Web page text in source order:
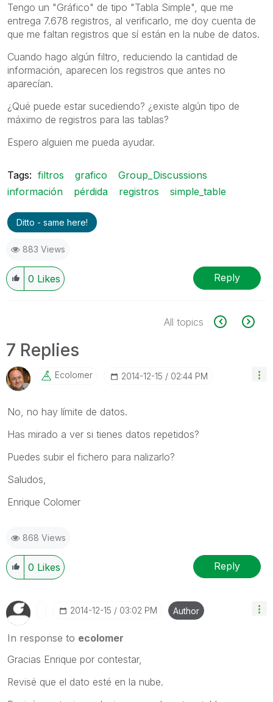
Tengo un "Gráfico" de tipo "Tabla Simple", que me
entrega 7.678 registros, al verificarlo, me doy cuenta de
que me faltan registros que sí están en la nube de datos.
Cuando hago algún filtro, reduciendo la cantidad de
información, aparecen los registros que antes no
aparecían.
¿Qué puede estar sucediendo? ¿existe algún tipo de
máximo de registros para las tablas?
Espero alguien me pueda ayudar.
Tags: filtros grafico
Group_Discussions
información
pérdida registros simple_table
Ditto - same here!
883 Views
0 Likes Reply
All topics
7 Replies
Ecolomer ‎2014-12-15 02:44 PM
No, no hay límite de datos.
Has mirado a ver si tienes datos repetidos?
Puedes subir el fichero para nalizarlo?
Saludos,
Enrique Colomer
868 Views
0 Likes Reply
‎2014-12-15 03:02 PM Author
In response to ecolomer
Gracias Enrique por contestar,
Revisé que el dato esté en la nube.